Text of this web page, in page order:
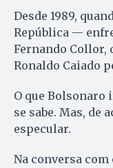
Desde 1989,
República —
Fernando Collor,
Ronaldo Caiado
O que Bolsonaro
se sabe. Mas, de
especular.
Na conversa com